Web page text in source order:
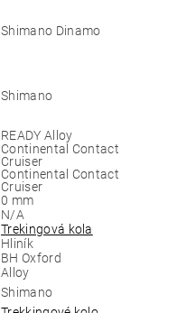
Shimano Dinamo
Shimano
READY Alloy
Continental Contact
Cruiser
Continental Contact
Cruiser
0 mm
N/A
Trekingová kola
Hliník
BH Oxford
Alloy
Shimano